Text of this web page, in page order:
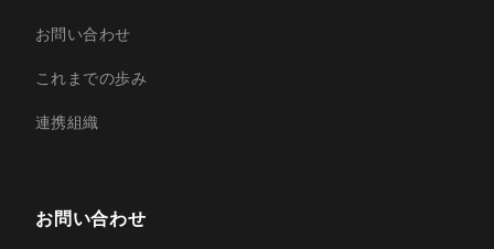
お問い合わせ
これまでの歩み
連携組織
お問い合わせ